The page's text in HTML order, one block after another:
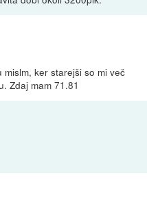
ker starejši so mi več
Zdaj mam 71.81